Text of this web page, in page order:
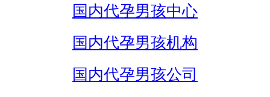
国内代孕男孩中心
国内代孕男孩机构
国内代孕男孩公司